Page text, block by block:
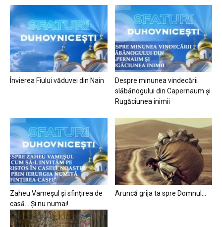
Învierea Fiului văduvei din Nain
Despre minunea vindecării
slăbănogului din Capernaum și
Rugăciunea inimii
Zaheu Vameșul și sfințirea de
casă… Și nu numai!
Aruncă grija ta spre Domnul…